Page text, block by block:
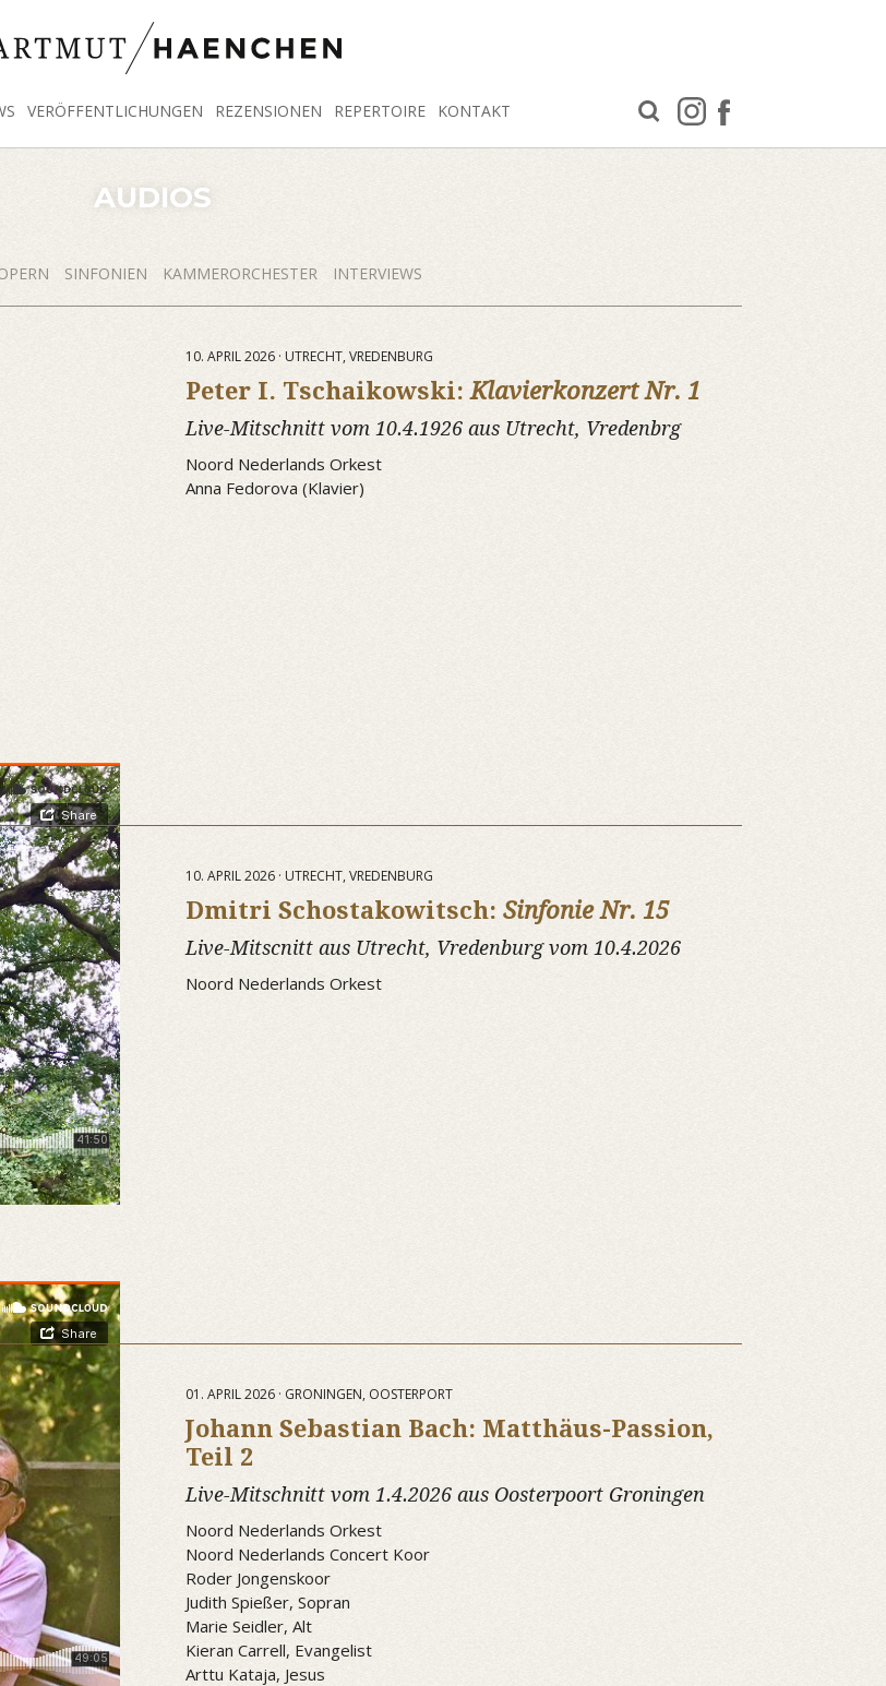
VERÖFFENTLICHUNGEN REZENSIONEN REPERTOIRE KONTAKT
AUDIOS
SINFONIEN KAMMERORCHESTER INTERVIEWS
10. APRIL 2026 · UTRECHT, VREDENBURG
Peter I. Tschaikowski:Klavierkonzert Nr. 1
Live-Mitschnitt vom 10.4.1926 aus Utrecht, Vredenbrg
Noord Nederlands Orkest
Anna Fedorova (Klavier)
10. APRIL 2026 · UTRECHT, VREDENBURG
Dmitri Schostakowitsch: Sinfonie Nr. 15
Live-Mitscnitt aus Utrecht, Vredenburg vom 10.4.2026
Noord Nederlands Orkest
01. APRIL 2026 · GRONINGEN, OOSTERPORT
Johann Sebastian Bach: Matthäus-Passion,
Teil 2
Live-Mitschnitt vom 1.4.2026 aus Oosterpoort Groningen
Noord Nederlands Orkest
Noord Nederlands Concert Koor
Roder Jongenskoor
Judith Spießer, Sopran
Marie Seidler, Alt
Kieran Carrell, Evangelist
Arttu Kataja, Jesus